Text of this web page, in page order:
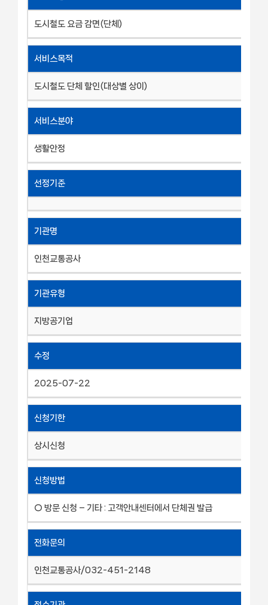
도시철도 요금 감면(단체)
서비스목적
도시철도 단체 할인(대상별 상이)
서비스분야
생활안정
선정기준
기관명
인천교통공사
기관유형
지방공기업
수정
2025-07-22
신청기한
상시신청
신청방법
○ 방문 신청 – 기타 : 고객안내센터에서 단체권 발급
전화문의
인천교통공사/032-451-2148